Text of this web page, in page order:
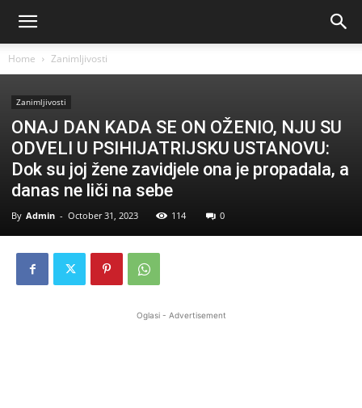
Home Zanimljivosti
Zanimljivosti
ONAJ DAN KADA SE ON OŽENIO, NJU SU
ODVELI U PSIHIJATRIJSKU USTANOVU:
Dok su joj žene zavidjele ona je propadala, a
danas ne liči na sebe
By Admin - October 31, 2023 114 0
Oglasi - Advertisement